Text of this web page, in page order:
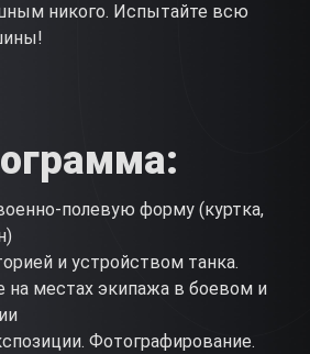
никого. Испытайте всю
полевую форму (куртка,
и устройством танка.
на местах экипажа в боевом и
Фотографирование.